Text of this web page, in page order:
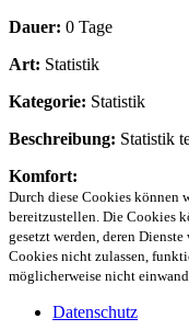
Dauer: 0 Tage
Art: Statistik
Kategorie: Statistik
Beschreibung: Statistik
Komfort:
Durch diese Cookies können
bereitzustellen. Die Cookies
gesetzt werden, deren
Cookies nicht zulassen,
möglicherweise nicht
Datenschutz